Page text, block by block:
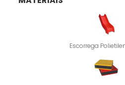
Escorrega